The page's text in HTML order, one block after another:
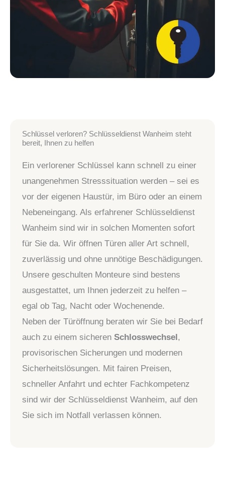
Schlüssel verloren? Schlüsseldienst Wanheim steht
bereit, Ihnen zu helfen
Ein verlorener Schlüssel kann schnell zu einer
unangenehmen Stresssituation werden – sei es
vor der eigenen Haustür, im Büro oder an einem
Nebeneingang. Als erfahrener Schlüsseldienst
Wanheim sind wir in solchen Momenten sofort
für Sie da. Wir öffnen Türen aller Art schnell,
zuverlässig und ohne unnötige Beschädigungen.
Unsere geschulten Monteure sind bestens
ausgestattet, um Ihnen jederzeit zu helfen –
egal ob Tag, Nacht oder Wochenende.
Neben der Türöffnung beraten wir Sie bei Bedarf
auch zu einem sicheren Schlosswechsel,
provisorischen Sicherungen und modernen
Sicherheitslösungen. Mit fairen Preisen,
schneller Anfahrt und echter Fachkompetenz
sind wir der Schlüsseldienst Wanheim, auf den
Sie sich im Notfall verlassen können.